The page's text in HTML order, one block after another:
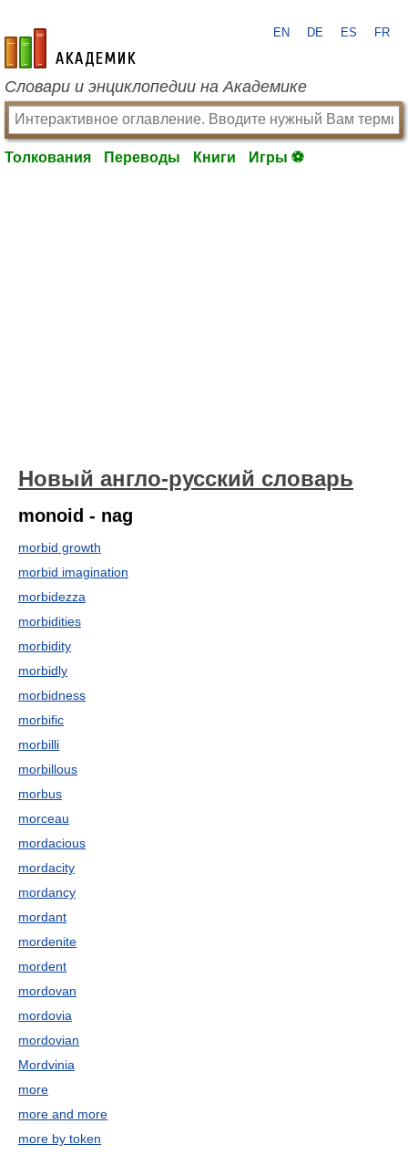
academic.ru
EN DE ES FR
Словари и энциклопедии на Академике
Толкования Переводы Книги Игры ⚽
Новый англо-русский словарь
monoid - nag
morbid growth
morbid imagination
morbidezza
morbidities
morbidity
morbidly
morbidness
morbific
morbilli
morbillous
morbus
morceau
mordacious
mordacity
mordancy
mordant
mordenite
mordent
mordovan
mordovia
mordovian
Mordvinia
more
more and more
more by token